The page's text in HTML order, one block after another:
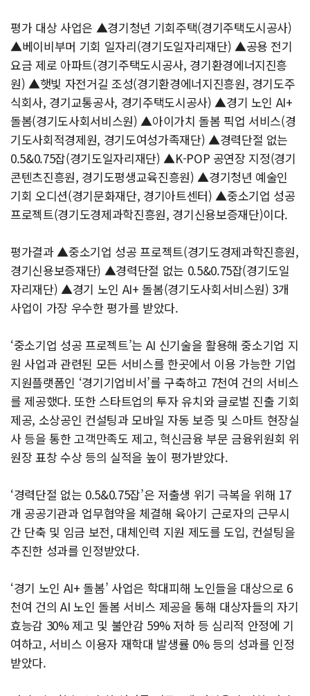
평가 대상 사업은 ▲경기청년 기회주택(경기주택도시공사)
▲베이비부머 기회 일자리(경기도일자리재단) ▲공용 전기
요금 제로 아파트(경기주택도시공사, 경기환경에너지진흥
원) ▲햇빛 자전거길 조성(경기환경에너지진흥원, 경기도주
식회사, 경기교통공사, 경기주택도시공사) ▲경기 노인 AI+
돌봄(경기도사회서비스원) ▲아이가치 돌봄 픽업 서비스(경
기도사회적경제원, 경기도여성가족재단) ▲경력단절 없는
0.5&0.75잡(경기도일자리재단) ▲K-POP 공연장 지정(경기
콘텐츠진흥원, 경기도평생교육진흥원) ▲경기청년 예술인
기회 오디션(경기문화재단, 경기아트센터) ▲중소기업 성공
프로젝트(경기도경제과학진흥원, 경기신용보증재단)이다.
평가결과 ▲중소기업 성공 프로젝트(경기도경제과학진흥원,
경기신용보증재단) ▲경력단절 없는 0.5&0.75잡(경기도일
자리재단) ▲경기 노인 AI+ 돌봄(경기도사회서비스원) 3개
사업이 가장 우수한 평가를 받았다.
‘중소기업 성공 프로젝트’는 AI 신기술을 활용해 중소기업 지
원 사업과 관련된 모든 서비스를 한곳에서 이용 가능한 기업
지원플랫폼인 ‘경기기업비서’를 구축하고 7천여 건의 서비스
를 제공했다. 또한 스타트업의 투자 유치와 글로벌 진출 기회
제공, 소상공인 컨설팅과 모바일 자동 보증 및 스마트 현장실
사 등을 통한 고객만족도 제고, 혁신금융 부문 금융위원회 위
원장 표창 수상 등의 실적을 높이 평가받았다.
‘경력단절 없는 0.5&0.75잡’은 저출생 위기 극복을 위해 17
개 공공기관과 업무협약을 체결해 육아기 근로자의 근무시
간 단축 및 임금 보전, 대체인력 지원 제도를 도입, 컨설팅을
추진한 성과를 인정받았다.
‘경기 노인 AI+ 돌봄’ 사업은 학대피해 노인들을 대상으로 6
천여 건의 AI 노인 돌봄 서비스 제공을 통해 대상자들의 자기
효능감 30% 제고 및 불안감 59% 저하 등 심리적 안정에 기
여하고, 서비스 이용자 재학대 발생률 0% 등의 성과를 인정
받았다.